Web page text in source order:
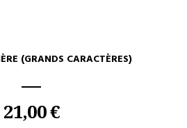
(GRANDS CARACTÈRES)
21,00 €